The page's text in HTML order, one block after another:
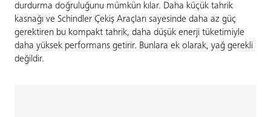
durdurma doğruluğunu mümkün kılar. Daha küçük tahrik
kasnağı ve Schindler Çekiş Araçları sayesinde daha az güç
gerektiren bu kompakt tahrik, daha düşük enerji tüketimiyle
daha yüksek performans getirir. Bunlara ek olarak, yağ gerekli
değildir.